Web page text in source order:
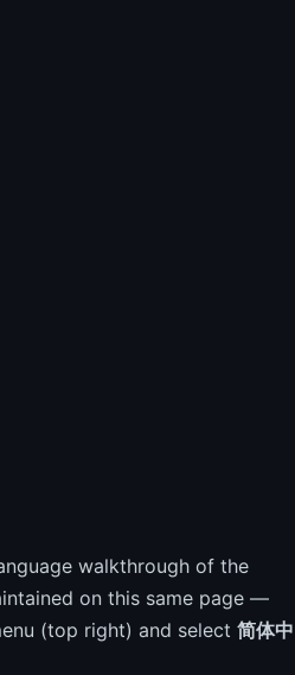
walkthrough of the
on this same page —
(top right) and select 简体中